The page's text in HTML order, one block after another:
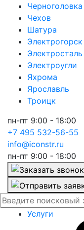
Черноголовка
Чехов
Шатура
Электрогорск
Электросталь
Электроугли
Яхрома
Ярославль
Троицк
пн-пт 9:00 - 18:00
+7 495 532-56-55
info@iconstr.ru
пн-пт 9:00 - 18:00
Услуги